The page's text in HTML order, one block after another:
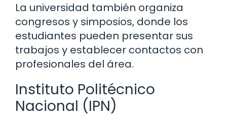
La universidad también organiza
congresos y simposios, donde los
estudiantes pueden presentar sus
trabajos y establecer contactos con
profesionales del área.
Instituto Politécnico
Nacional (IPN)